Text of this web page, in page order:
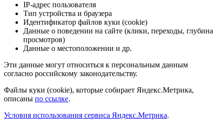
IP-адрес пользователя
Тип устройства и браузера
Идентификатор файлов куки (cookie)
Данные о поведении на сайте (клики, переходы, глубина
просмотров)
Данные о местоположении и др.
Эти данные могут относиться к персональным данным
согласно российскому законодательству.
Файлы куки (cookie), которые собирает Яндекс.Метрика,
описаны по ссылке.
Условия использования сервиса Яндекс.Метрика.